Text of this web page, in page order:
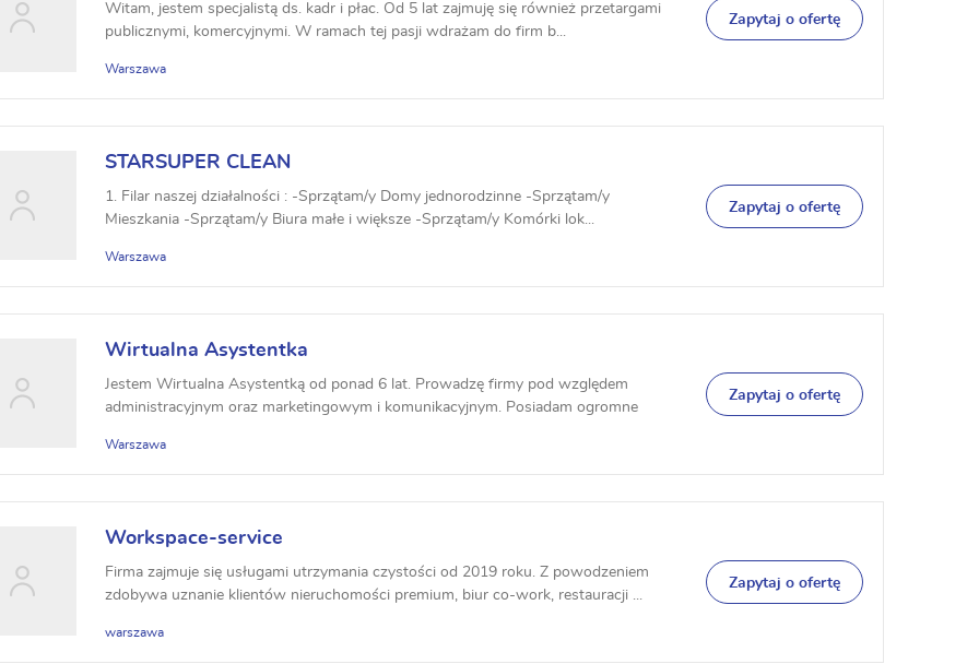
Witam, jestem specjalistą ds. kadr i płac. Od 5 lat zajmuję się również przetargami
publicznymi, komercyjnymi. W ramach tej pasji wdrażam do firm b...
Warszawa
Zapytaj o ofertę
STARSUPER CLEAN
1. Filar naszej działalności : -Sprzątam/y Domy jednorodzinne -Sprzątam/y
Mieszkania -Sprzątam/y Biura małe i większe -Sprzątam/y Komórki lok...
Warszawa
Zapytaj o ofertę
Wirtualna Asystentka
Jestem Wirtualna Asystentką od ponad 6 lat. Prowadzę firmy pod względem
administracyjnym oraz marketingowym i komunikacyjnym. Posiadam ogromne
Warszawa
Zapytaj o ofertę
Workspace-service
Firma zajmuje się usługami utrzymania czystości od 2019 roku. Z powodzeniem
zdobywa uznanie klientów nieruchomości premium, biur co-work, restauracji ...
warszawa
Zapytaj o ofertę